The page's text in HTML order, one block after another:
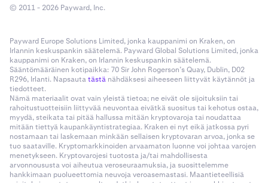
liu'uttaa tilauslomaketta ylöspäin nähdäksesi
Suosittelemme tutustumaan tilauslomakkeeseen
oppaamme avullatäällä.
• Post only (vain rajahintatoimeksiannot):
kalliimpiaTaker-kuluja. Toimeksianto kirjataan
toimeksiantokirjaan (tai se peruutetaan). Tämä estää
sellaisen rajahintaisen ostotoimeksiannon
tekemisen, joka täsmää välittömästi
toimeksiantokirjan myyntipuolelle (ja päinvastoin
myyntitoimeksiannoissa), mikä johtaisi taker-
kuluihin.
• Time in force:Time in force -kentän avulla voit
mukauttaa ajan, jolloin toimeksianto peruutetaan,
jos sitä ei täytetä.
© 2011 - 2026 Payward, Inc.
Payward Europe Solutions Limited, jonka kauppanimi on Kraken, on
Irlannin keskuspankin säätelemä. Payward Global Solutions Limited, jonka
kauppanimi on Kraken, on Irlannin keskuspankin säätelemä.
Sääntömääräinen kotipaikka: 70 Sir John Rogerson’s Quay, Dublin, D02
R296, Irlanti. Napsautatästä nähdäksesi aiheeseen liittyvät käytännöt ja
tiedotteet.
Nämä materiaalit ovat vain yleistä tietoa; ne eivät ole sijoituksiin tai
rahoitustuotteisiin liittyvää neuvontaa eivätkä suositus tai kehotus ostaa,
myydä, steikata tai pitää hallussa mitään kryptovaroja tai noudattaa
mitään tiettyä kaupankäyntistrategiaa. Kraken ei nyt eikä jatkossa pyri
nostamaan tai laskemaan minkään sellaisen kryptovaran arvoa, jonka se
tuo saataville. Kryptomarkkinoiden arvaamaton luonne voi johtaa varojen
menetykseen. Kryptovarojesi tuotosta ja/tai mahdollisesta
arvonnoususta voi aiheutua veroseuraamuksia, ja suosittelemme
hankkimaan puolueettomia neuvoja veroasemastasi. Maantieteellisiä